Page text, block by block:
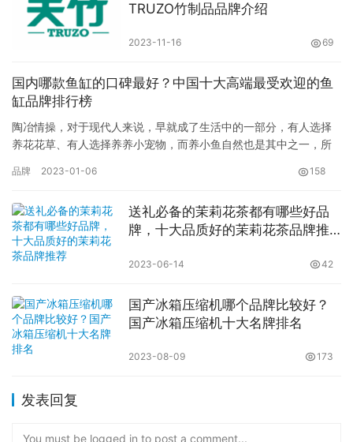
TRUZO竹制品品牌介绍
2023-11-16 69
国内哪款鱼缸的口碑最好？中国十大高端最受欢迎的鱼
缸品牌排行榜
陶冶情操，对于现代人来说，早就成了生活中的一部分，有人选择
养花花草、有人选择养养小宠物，而养小鱼自然也是其中之一，所
哪个鱼…
品牌 2023-01-06 158
送礼必备的茉莉花茶都有哪些好品
牌，十大品质好的茉莉花茶品牌推
2023-06-14 42
国产冰箱压缩机哪个品牌比较好？
国产冰箱压缩机十大名牌排名
2023-08-09 173
发表回复
You must be logged in to post a comment...